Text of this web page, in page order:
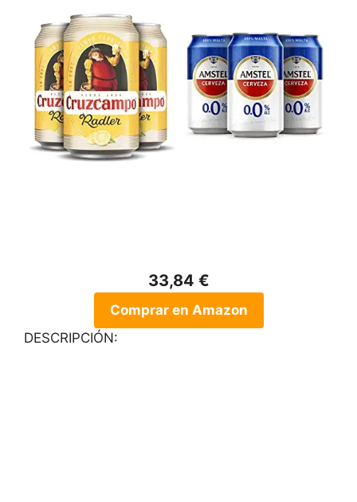
33,84 €
Comprar en Amazon
DESCRIPCIÓN: